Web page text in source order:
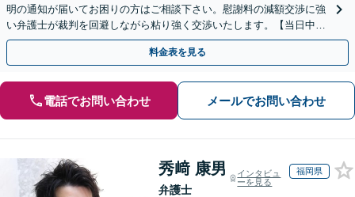
明の通知が届いてお困りの方はご相談下さい。慰謝料の減額交渉に強
い弁護士が裁判を回避しながら粘り強く交渉いたします。【当日中の
相談可(予約制)】【全国対応】
料金表を見る
電話でお問い合わせ メールでお問い合わせ
秀﨑 康男
弁護士
インタビュ
ーを見る
福岡県